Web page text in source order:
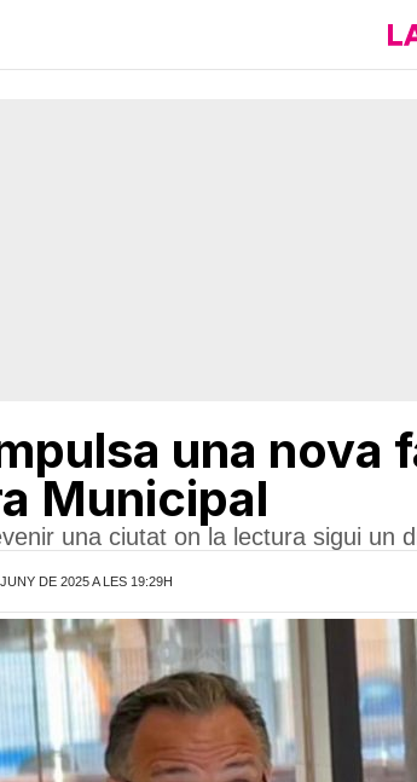
una
Municipal
una ciutat on la lectura sigui un
DE 2025 A LES 19:29H